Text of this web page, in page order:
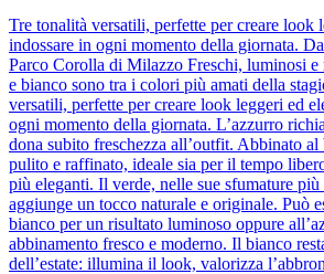
Tre tonalità versatili, perfette per creare look
indossare in ogni momento della giornata.
Parco Corolla di Milazzo Freschi, luminosi
e bianco sono tra i colori più amati della
versatili, perfette per creare look leggeri ed
ogni momento della giornata. L’azzurro
dona subito freschezza all’outfit. Abbinato
pulito e raffinato, ideale sia per il tempo
più eleganti. Il verde, nelle sue sfumature più
aggiunge un tocco naturale e originale. Può
bianco per un risultato luminoso oppure
abbinamento fresco e moderno. Il bianco
dell’estate: illumina il look, valorizza